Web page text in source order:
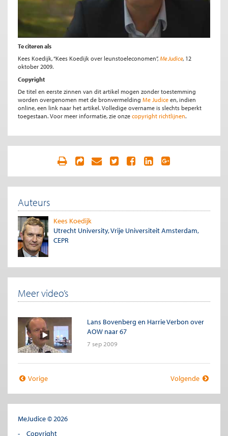
Te citeren als
Kees Koedijk, “Kees Koedijk over leunstoeleconomen”, Me Judice, 12
oktober 2009.
Copyright
De titel en eerste zinnen van dit artikel mogen zonder toestemming
worden overgenomen met de bronvermelding Me Judice en, indien
online, een link naar het artikel. Volledige overname is slechts beperkt
toegestaan. Voor meer informatie, zie onze copyright richtlijnen.
Auteurs
Kees Koedijk
Utrecht University, Vrije Universiteit Amsterdam,
CEPR
Meer video’s
Lans Bovenberg en Harrie Verbon over
AOW naar 67
7 sep 2009
Vorige Volgende
MeJudice © 2026
Copyright